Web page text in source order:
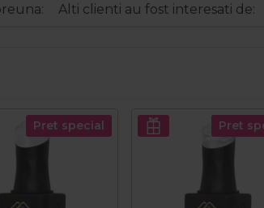
Alti clienti au fost interesati de:
Pret special Pret